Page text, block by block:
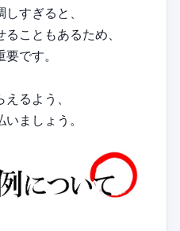
すぎると、
こともあるため、
です。
るよう、
ましょう。